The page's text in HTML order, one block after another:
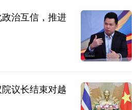
治互信，推进
议长结束对越